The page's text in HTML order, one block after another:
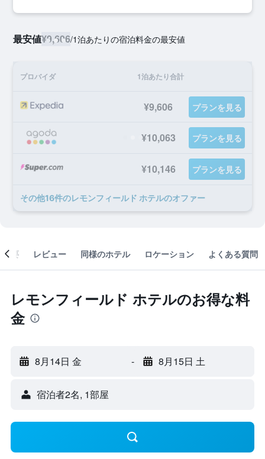
最安値¥9,606/1泊あたりの宿泊料金の最安値
プロバイダ 1泊あたり合計
¥9,606 プランを見る
¥10,063 プランを見る
¥10,146 プランを見る
​その他16​件のレモンフィールド ホテルのオファー
概要 レビュー 同様のホテル ロケーション よくある質問
レモンフィールド ホテルのお得な料
金
8月14日 金 - 8月15日 土
宿泊者2名, 1​部屋